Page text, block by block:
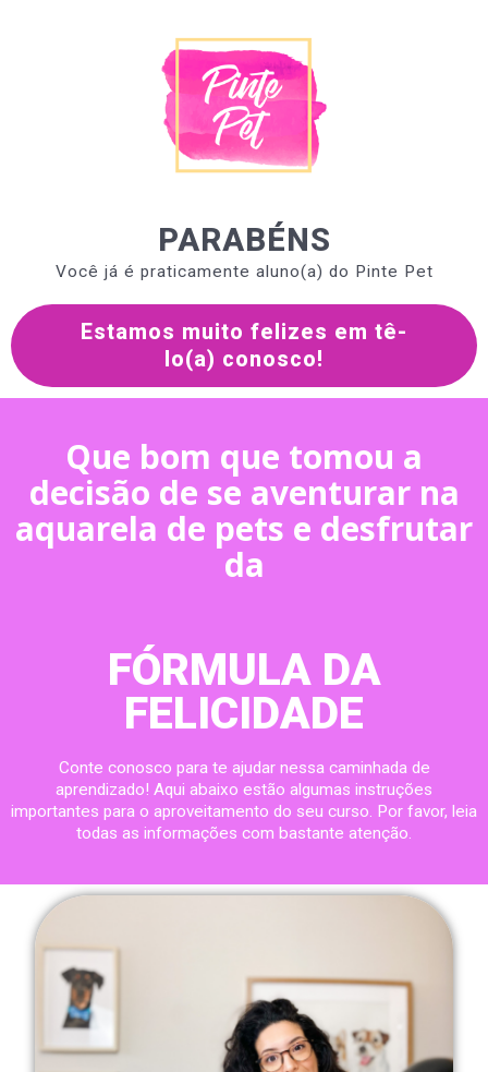
PARABÉNS
Você já é praticamente aluno(a) do Pinte Pet
Estamos muito felizes em tê-
lo(a) conosco!
Que bom que tomou a
decisão de se aventurar na
aquarela de pets e desfrutar
da
FÓRMULA DA
FELICIDADE
Conte conosco para te ajudar nessa caminhada de
aprendizado! Aqui abaixo estão algumas instruções
importantes para o aproveitamento do seu curso. Por favor, leia
todas as informações com bastante atenção.